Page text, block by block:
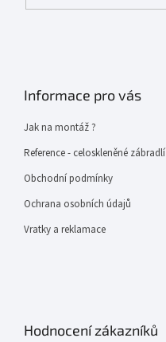
Informace pro vás
Jak na montáž ?
Reference - celoskleněné zábradlí
Obchodní podmínky
Ochrana osobních údajů
Vratky a reklamace
Hodnocení zákazníků